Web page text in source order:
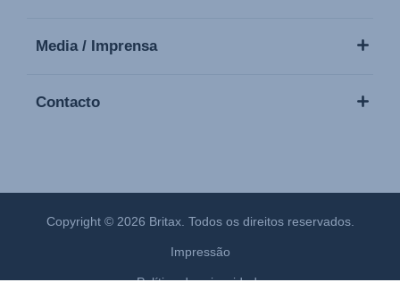
Media / Imprensa
Contacto
Copyright © 2026 Britax. Todos os direitos reservados.
Impressão
Política de privacidade